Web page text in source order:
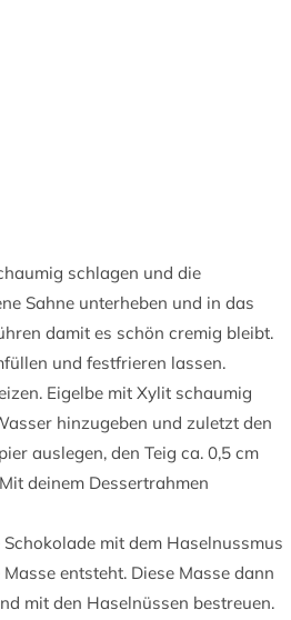
schlagen und die
Sahne unterheben und in das
damit es schön cremig bleibt.
und festfrieren lassen.
Eigelbe mit Xylit schaumig
hinzugeben und zuletzt den
auslegen, den Teig ca. 0,5 cm
deinem Dessertrahmen
mit dem Haselnussmus
entsteht. Diese Masse dann
mit den Haselnüssen bestreuen.